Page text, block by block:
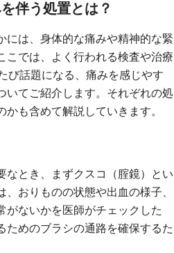
伴う処置とは？
には、身体的な痛みや精神的な緊
こでは、よく行われる検査や治療
び話題になる、痛みを感じやす
いてご紹介します。それぞれの処
も含めて解説していきます。
なとき、まずクスコ（腟鏡）とい
、おりものの状態や出血の様子、
がないかを医師がチェックした
ためのブラシの通路を確保するた